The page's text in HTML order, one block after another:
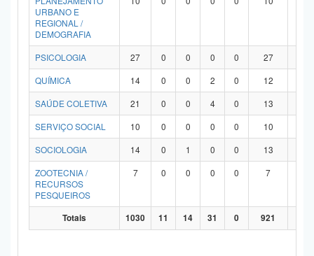
URBANO E
REGIONAL /
DEMOGRAFIA
PSICOLOGIA 27 0 0 0 0 27
QUÍMICA
14 0 0 2 0 12
SAÚDE COLETIVA
21 0 0 4 0 13
SERVIÇO SOCIAL
10 0 0 0 0 10
SOCIOLOGIA
14 0 1 0 0 13
ZOOTECNIA /
RECURSOS
PESQUEIROS
7 0 0 0 0 7
Totais 1030 11 14 31 0 921